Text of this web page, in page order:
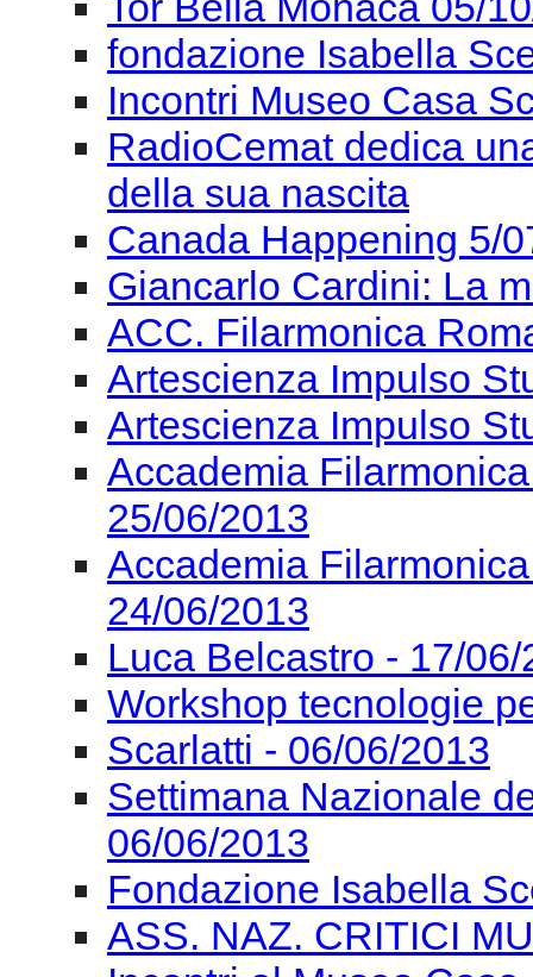
fondazione Isabella
Incontri Museo Casa
RadioCemat dedica
della sua nascita
Canada Happening 5/
Giancarlo Cardini: La
ACC. Filarmonica
Artescienza Impulso
Artescienza Impulso
Accademia
25/06/2013
Accademia
24/06/2013
Luca Belcastro - 17/06/
Workshop tecnologie
Scarlatti - 06/06/2013
Settimana Nazionale
06/06/2013
Fondazione Isabella
ASS. NAZ. CRITICI